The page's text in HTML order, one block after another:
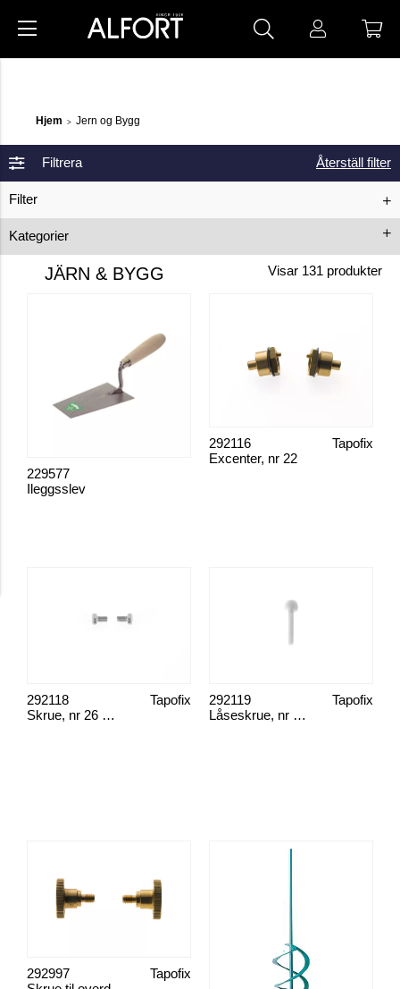
Hjem > Jern og Bygg
Filtrera
Filter
Kategorier
Stiger
Stiftepistol
Krittsnor
Høytrykksspylere
Tenger
Vater
Återställ filter
JÄRN & BYGG Visar 131 produkter
Ileggsslev
229577
Excenter, nr 22
Tapofix
292116
Skrue, nr 26 M 6x10
Tapofix
292118
Låseskrue, nr 28 plast
Tapofix
292119
Tapofix
292997